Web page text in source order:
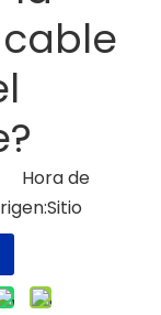
Hora de
Sitio